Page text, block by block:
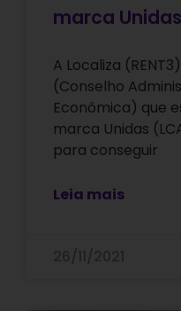
marca Unidas
A Localiza
(Conselho
Econômica) que
marca Unidas
para conseguir
Leia mais